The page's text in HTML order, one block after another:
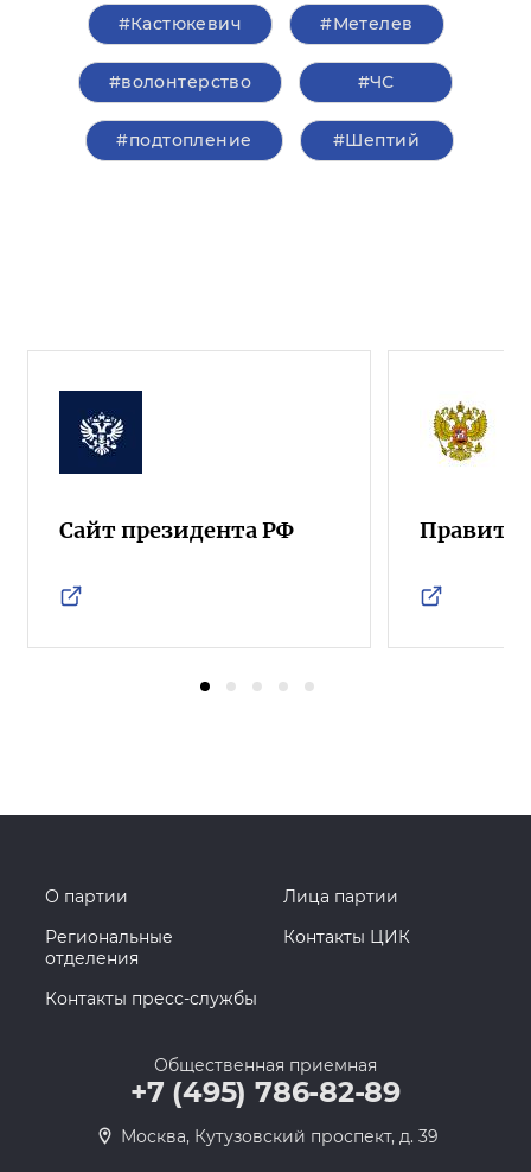
#Кастюкевич #Метелев
#волонтерство #ЧС
#подтопление #Шептий
Сайт президента РФ
О партии
Лица партии
Региональные
отделения
Контакты ЦИК
Контакты пресс-службы
Общественная приемная
+7 (495) 786-82-89
Москва, Кутузовский проспект, д. 39